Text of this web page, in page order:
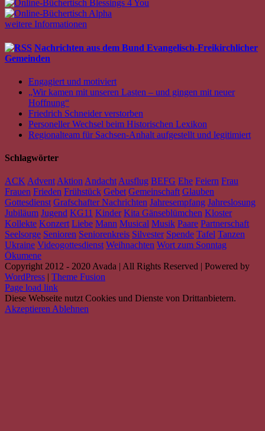
weitere Informationen
Nachrichten aus dem Bund Evangelisch-Freikirchlicher
Gemeinden
Engagiert und motiviert
„Wir kamen mit unseren Lasten – und gingen mit neuer
Hoffnung“
Friedrich Schneider verstorben
Personeller Wechsel beim Historischen Lexikon
Regionalteam für Sachsen-Anhalt aufgestellt und legitimiert
Schlagwörter
ACKAdventAktionAndachtAusflug BEFG Ehe Feiern Frau
Frauen Frieden Frühstück Gebet Gemeinschaft Glauben
Gottesdienst Grafschafter Nachrichten Jahresempfang Jahreslosung
Jubiläum Jugend KG11 Kinder Kita Gänseblümchen Kloster
Kollekte Konzert Liebe Mann Musical Musik Paare Partnerschaft
Seelsorge Senioren Seniorenkreis Silvester Spende Tafel Tanzen
Ukraine Videogottesdienst Weihnachten Wort zum Sonntag
Ökumene
Copyright 2012 - 2020 Avada | All Rights Reserved | Powered by
WordPress
Theme Fusion
Facebook
Instagram
YouTube
Spotify
E-
Mail
PayPal
Page load link
Diese Webseite nutzt Cookies und Dienste von Drittanbietern.
AkzeptierenAblehnen